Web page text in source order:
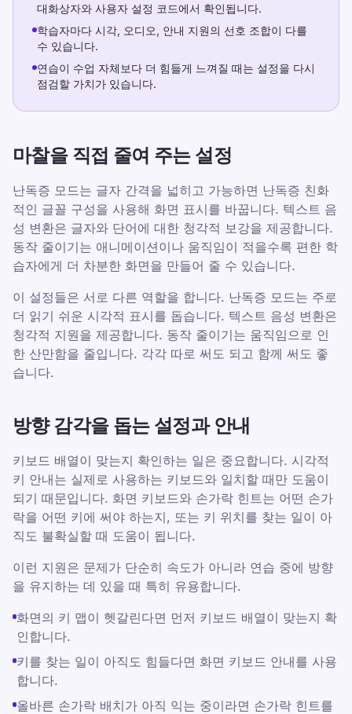
대화상자와 사용자 설정 코드에서 확인됩니다.
학습자마다 시각, 오디오, 안내 지원의 선호 조합이 다를
수 있습니다.
연습이 수업 자체보다 더 힘들게 느껴질 때는 설정을 다시
점검할 가치가 있습니다.
마찰을 직접 줄여 주는 설정
난독증 모드는 글자 간격을 넓히고 가능하면 난독증 친화
적인 글꼴 구성을 사용해 화면 표시를 바꿉니다. 텍스트 음
성 변환은 글자와 단어에 대한 청각적 보강을 제공합니다.
동작 줄이기는 애니메이션이나 움직임이 적을수록 편한 학
습자에게 더 차분한 화면을 만들어 줄 수 있습니다.
이 설정들은 서로 다른 역할을 합니다. 난독증 모드는 주로
더 읽기 쉬운 시각적 표시를 돕습니다. 텍스트 음성 변환은
청각적 지원을 제공합니다. 동작 줄이기는 움직임으로 인
한 산만함을 줄입니다. 각각 따로 써도 되고 함께 써도 좋
습니다.
방향 감각을 돕는 설정과 안내
키보드 배열이 맞는지 확인하는 일은 중요합니다. 시각적
키 안내는 실제로 사용하는 키보드와 일치할 때만 도움이
되기 때문입니다. 화면 키보드와 손가락 힌트는 어떤 손가
락을 어떤 키에 써야 하는지, 또는 키 위치를 찾는 일이 아
직도 불확실할 때 도움이 됩니다.
이런 지원은 문제가 단순히 속도가 아니라 연습 중에 방향
을 유지하는 데 있을 때 특히 유용합니다.
화면의 키 맵이 헷갈린다면 먼저 키보드 배열이 맞는지 확
인합니다.
키를 찾는 일이 아직도 힘들다면 화면 키보드 안내를 사용
합니다.
올바른 손가락 배치가 아직 익는 중이라면 손가락 힌트를